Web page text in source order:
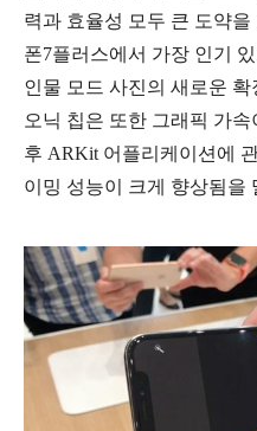
력과 효율성 모두 큰 도약을
폰7플러스에서 가장 인기
인물 모드 사진의 새로운 확
오닉 칩은 또한 그래픽 가
후 ARKit 어플리케이션에
이밍 성능이 크게 향상됨을